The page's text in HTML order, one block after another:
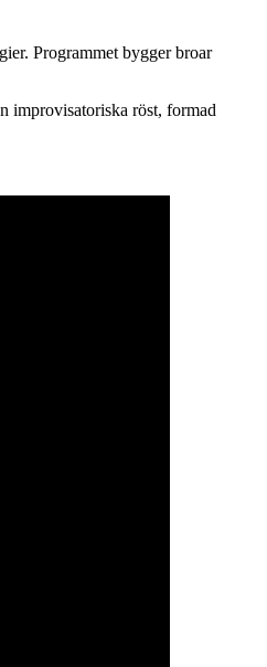
Programmet bygger broar
improvisatoriska röst, formad